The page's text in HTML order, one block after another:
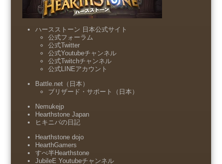
ハースストーン 日本公式サイト
公式フォーラム
公式Twitter
公式Youtubeチャンネル
公式Twitchチャンネル
公式LINEアカウント
Battle.net（日本）
ブリザード・サポート（日本）
Nemukejp
Hearthstone Japan
ヒキニパの日記
Hearthstone dojo
HearthGamers
すべ半Hearthstone
JubileE Youtubeチャンネル